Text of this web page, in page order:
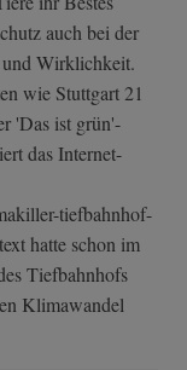
auch bei der
Wirklichkeit.
wie Stuttgart 21
'Das ist grün'-
das Internet-
tie­fbahnhof-
hatte schon im
Tiefbahnhofs
Klimawandel